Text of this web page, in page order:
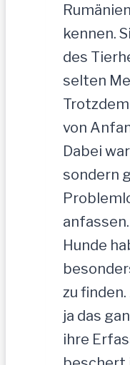
kennen.
des
selten
von
Dabei
sondern
Hunde
zu
ja das
ihre